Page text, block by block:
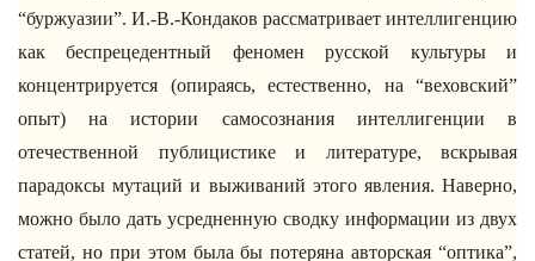
“буржуазии”. И.-В.-Кондаков рассматривает интеллигенцию
как беспрецедентный феномен русской культуры и
концентрируется (опираясь, естественно, на “веховский”
опыт) на истории самосознания интеллигенции в
отечественной публицистике и литературе, вскрывая
парадоксы мутаций и выживаний этого явления. Наверно,
можно было дать усредненную сводку информации из двух
статей, но при этом была бы потеряна авторская “оптика”,